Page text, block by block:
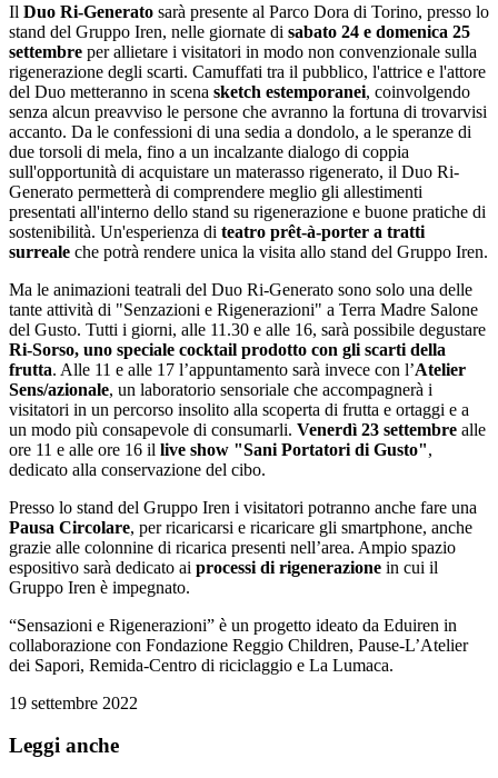
Il Duo Ri-Generato sarà presente al Parco Dora di Torino, presso lo
stand del Gruppo Iren, nelle giornate di sabato 24 e domenica 25
settembre per allietare i visitatori in modo non convenzionale sulla
rigenerazione degli scarti. Camuffati tra il pubblico, l'attrice e l'attore
del Duo metteranno in scena sketch estemporanei, coinvolgendo
senza alcun preavviso le persone che avranno la fortuna di trovarvisi
accanto. Da le confessioni di una sedia a dondolo, a le speranze di
due torsoli di mela, fino a un incalzante dialogo di coppia
sull'opportunità di acquistare un materasso rigenerato, il Duo Ri-
Generato permetterà di comprendere meglio gli allestimenti
presentati all'interno dello stand su rigenerazione e buone pratiche di
sostenibilità. Un'esperienza di teatro prêt-à-porter a tratti
surreale che potrà rendere unica la visita allo stand del Gruppo Iren.
Ma le animazioni teatrali del Duo Ri-Generato sono solo una delle
tante attività di "Senzazioni e Rigenerazioni" a Terra Madre Salone
del Gusto. Tutti i giorni, alle 11.30 e alle 16, sarà possibile degustare
Ri-Sorso, uno speciale cocktail prodotto con gli scarti della
frutta. Alle 11 e alle 17 l’appuntamento sarà invece con l’Atelier
Sens/azionale, un laboratorio sensoriale che accompagnerà i
visitatori in un percorso insolito alla scoperta di frutta e ortaggi e a
un modo più consapevole di consumarli. Venerdì 23 settembre alle
ore 11 e alle ore 16 il live show "Sani Portatori di Gusto",
dedicato alla conservazione del cibo.
Presso lo stand del Gruppo Iren i visitatori potranno anche fare una
Pausa Circolare, per ricaricarsi e ricaricare gli smartphone, anche
grazie alle colonnine di ricarica presenti nell’area. Ampio spazio
espositivo sarà dedicato ai processi di rigenerazione in cui il
Gruppo Iren è impegnato.
“Sensazioni e Rigenerazioni” è un progetto ideato da Eduiren in
collaborazione con Fondazione Reggio Children, Pause-L’Atelier
dei Sapori, Remida-Centro di riciclaggio e La Lumaca.
19 settembre 2022
Leggi anche